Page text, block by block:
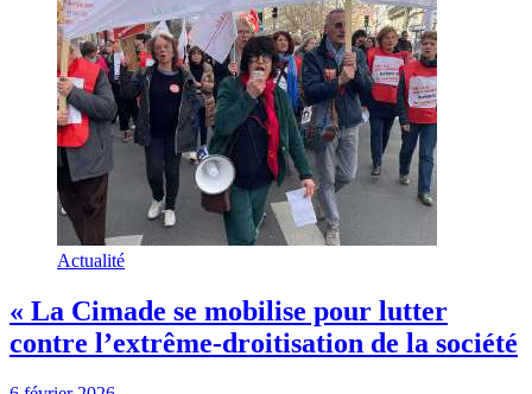
Actualité
« La Cimade se mobilise pour lutter
contre l’extrême-droitisation de la société